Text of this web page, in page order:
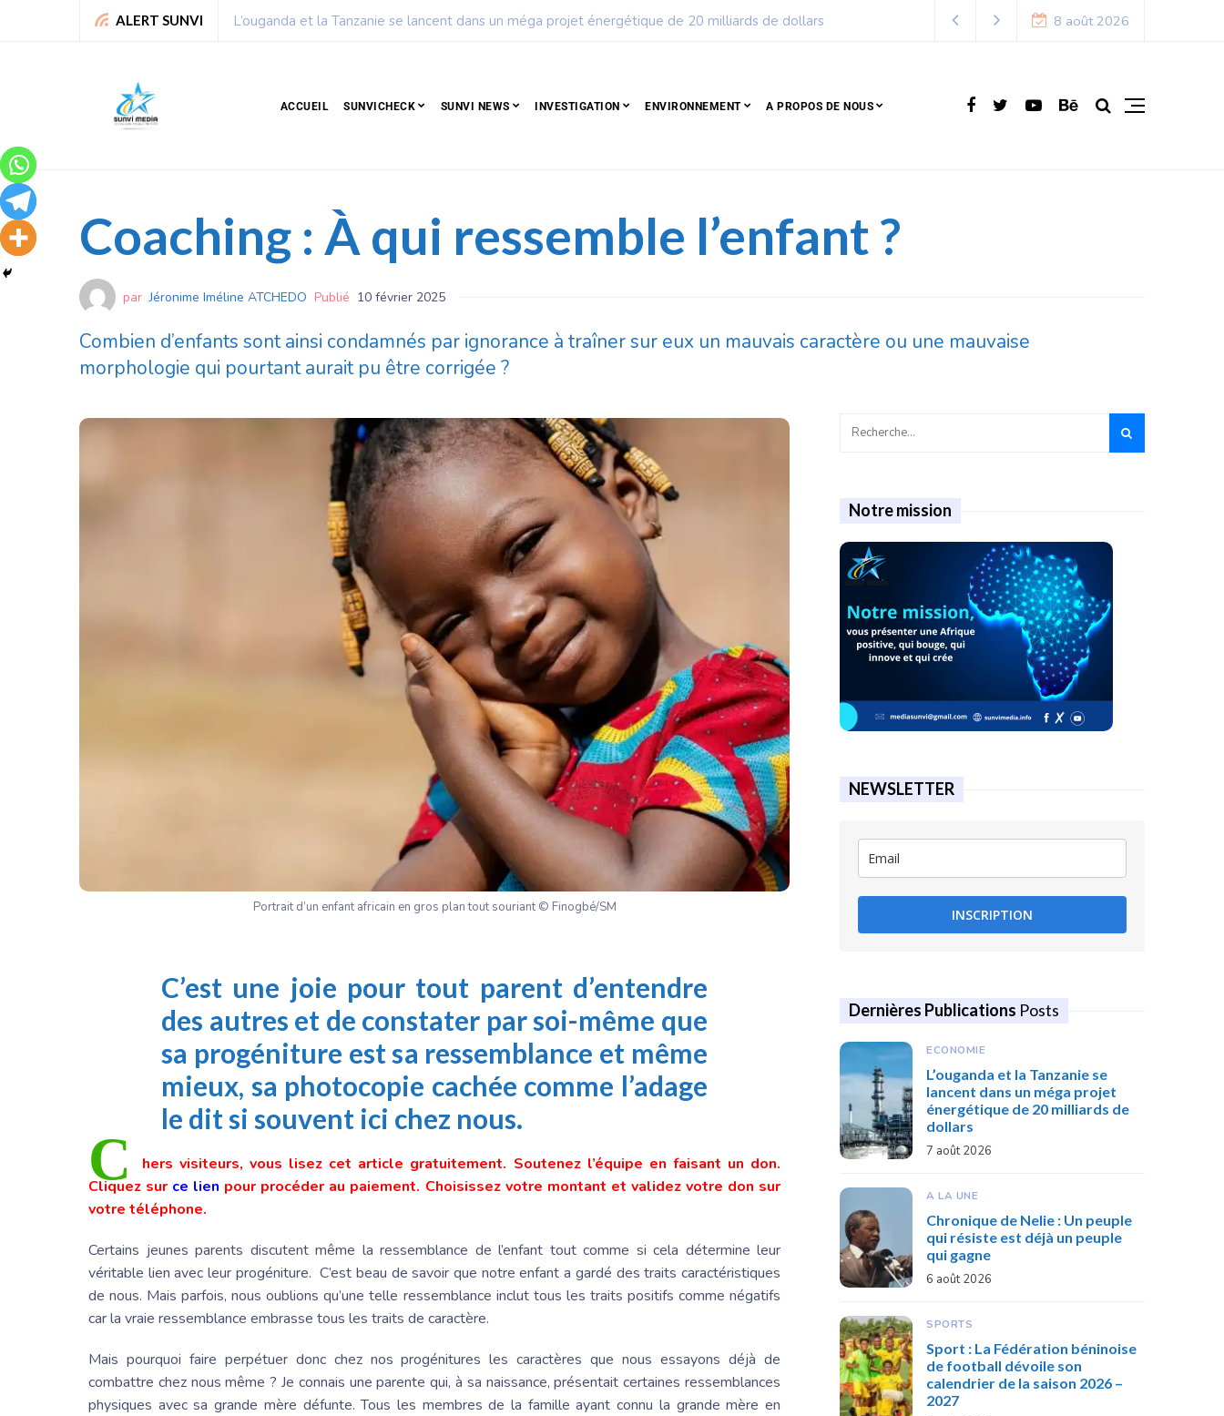
ALERT SUNVI Chronique de Nelie : Un peuple qui résiste est déjà un peuple qui gagne 8 août 2026
ACCUEIL SUNVICHECK SUNVI NEWS INVESTIGATION ENVIRONNEMENT A PROPOS DE NOUS
Coaching : À qui ressemble l’enfant ?
par Jéronime Iméline ATCHEDO Publié 10 février 2025
Combien d’enfants sont ainsi condamnés par ignorance à traîner sur eux un mauvais caractère ou une mauvaise
morphologie qui pourtant aurait pu être corrigée ?
Portrait d’un enfant africain en gros plan tout souriant © Finogbé/SM
C’est une joie pour tout parent d’entendre
des autres et de constater par soi-même que
sa progéniture est sa ressemblance et même
mieux, sa photocopie cachée comme l’adage
le dit si souvent ici chez nous.
C
hers visiteurs, vous lisez cet article gratuitement. Soutenez l’équipe en faisant un don.
Cliquez sur ce lien pour procéder au paiement. Choisissez votre montant et validez votre don sur
votre téléphone.
Certains jeunes parents discutent même la ressemblance de l’enfant tout comme si cela détermine leur
véritable lien avec leur progéniture. C’est beau de savoir que notre enfant a gardé des traits caractéristiques
de nous. Mais parfois, nous oublions qu’une telle ressemblance inclut tous les traits positifs comme négatifs
car la vraie ressemblance embrasse tous les traits de caractère.
Mais pourquoi faire perpétuer donc chez nos progénitures les caractères que nous essayons déjà de
combattre chez nous même ? Je connais une parente qui, à sa naissance, présentait certaines ressemblances
physiques avec sa grande mère défunte. Tous les membres de la famille ayant connu la grande mère en
Notre mission
NEWSLETTER
INSCRIPTION
Dernières Publications Posts
ECONOMIE
L’ouganda et la Tanzanie se
lancent dans un méga projet
énergétique de 20 milliards de
dollars
7 août 2026
A LA UNE
Chronique de Nelie : Un peuple
qui résiste est déjà un peuple
qui gagne
6 août 2026
SPORTS
Sport : La Fédération béninoise
de football dévoile son
calendrier de la saison 2026 –
2027